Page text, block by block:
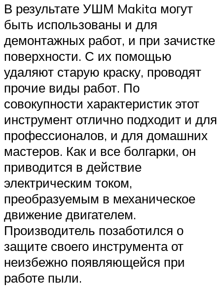
В результате УШМ Makita могут
быть использованы и для
демонтажных работ, и при зачистке
поверхности. С их помощью
удаляют старую краску, проводят
прочие виды работ. По
совокупности характеристик этот
инструмент отлично подходит и для
профессионалов, и для домашних
мастеров. Как и все болгарки, он
приводится в действие
электрическим током,
преобразуемым в механическое
движение двигателем.
Производитель позаботился о
защите своего инструмента от
неизбежно появляющейся при
работе пыли.